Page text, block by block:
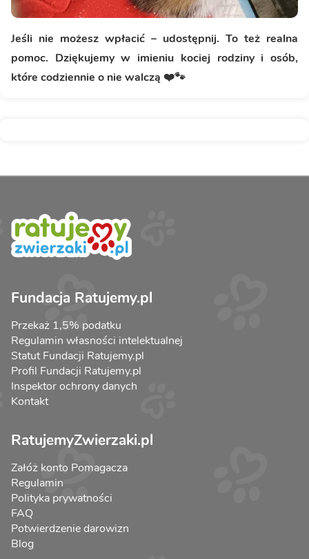
Jeśli nie możesz wpłacić – udostępnij. To też realna
pomoc. Dziękujemy w imieniu kociej rodziny i osób,
które codziennie o nie walczą ❤️🐾
Fundacja Ratujemy.pl
Przekaż 1,5% podatku
Regulamin własności intelektualnej
Statut Fundacji Ratujemy.pl
Profil Fundacji Ratujemy.pl
Inspektor ochrony danych
Kontakt
RatujemyZwierzaki.pl
Załóż konto Pomagacza
Regulamin
Polityka prywatności
FAQ
Potwierdzenie darowizn
Blog